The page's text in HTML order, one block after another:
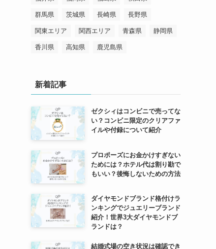
群馬県 茨城県 長崎県 長野県
関東エリア 関西エリア 青森県 静岡県
香川県 高知県 鹿児島県
新着記事
ゼクシィはコンビニで売ってな
い？コンビニ限定のクリアファ
イルや付録について紹介
プロポーズにお金かけすぎない
ためには？ホテル代は割り勘で
もいい？後悔しないための方法
ダイヤモンドブランド格付けラ
ンキングでジュエリーブランド
紹介！世界3大ダイヤモンドブ
ランドは？
結婚式場の空き状況は確認でき